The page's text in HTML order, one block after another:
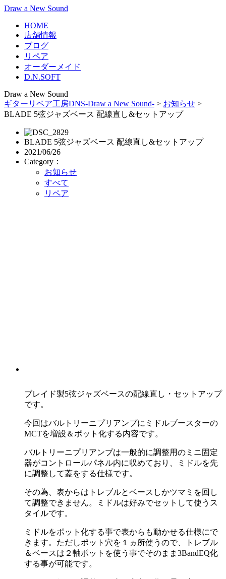
Draw a New Sound
HOME
店舗情報
ブログ
リペア
オーダーメイド
D.N.SOFT
Draw a New Sound
ギターリペア工房DNS-Draw a New Sound- > お知らせ >
BLADE 5弦ジャズベース 配線直し&セットアップ
BLADE 5弦ジャズベース 配線直し&セットアップ
2021/06/26
Category：
お知らせ
すべて
リペア
ブレイド製5弦ジャズベースの配線直し・セットアップ
です。
今回はバルトリーニプリアンプにミドルブースターの
MCTを増設＆ポット化する内容です。
バルトリーニプリアンプは一般的に調整用のミニ固定
器がコントロールパネル内に収めており、ミドルを先
に調整して蓋をする仕様です。
その為、表からはトレブルとベースしかツマミを回し
て調整できません。ミドルは好みでセットして使うス
タイルです。
ミドルをポット化する事で表からも動かせる仕様にで
きます。ただしポット穴を１ヵ所使うので、トレブル
＆ベースは２軸ポットを使う事でそのまま3BandEQ化
する事が可能です。